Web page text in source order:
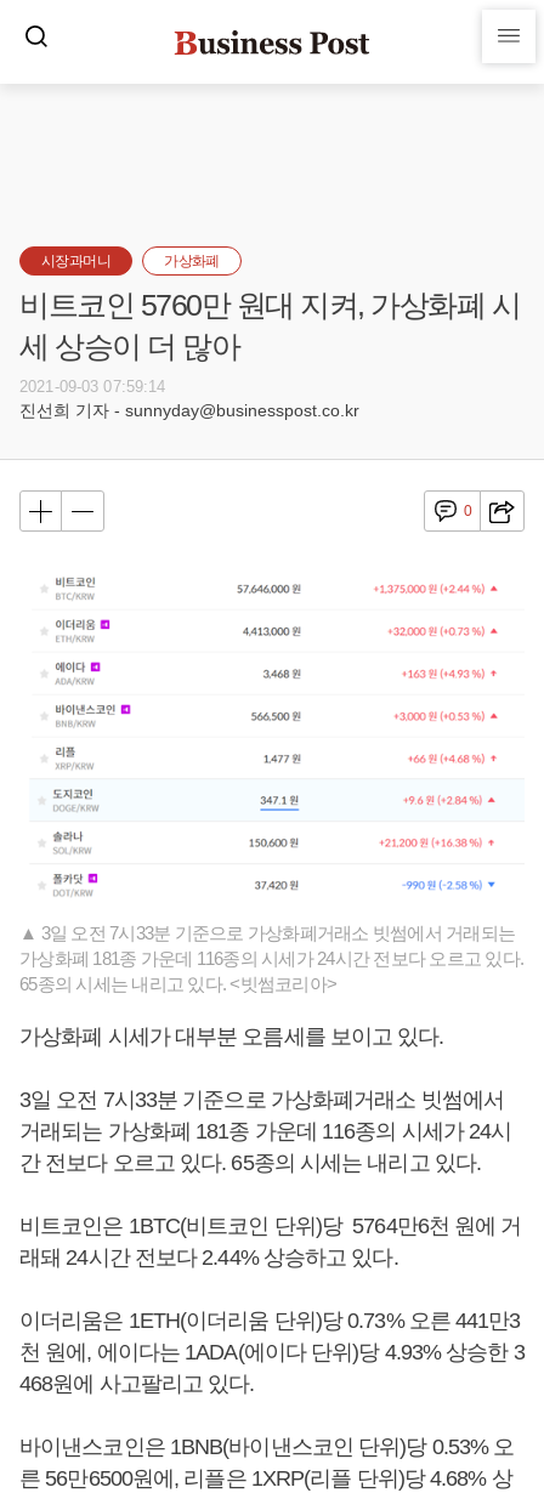
시장과머니 가상화폐
비트코인 5760만 원대 지켜, 가상화폐 시
세 상승이 더 많아
2021-09-03 07:59:14
진선희 기자 - sunnyday@businesspost.co.kr
0
▲ 3일 오전 7시33분 기준으로 가상화폐거래소 빗썸에서 거래되는
가상화폐 181종 가운데 116종의 시세가 24시간 전보다 오르고 있다.
65종의 시세는 내리고 있다. <빗썸코리아>
가상화폐 시세가 대부분 오름세를 보이고 있다.
3일 오전 7시33분 기준으로 가상화폐거래소 빗썸에서
거래되는 가상화폐 181종 가운데 116종의 시세가 24시
간 전보다 오르고 있다. 65종의 시세는 내리고 있다.
비트코인은 1BTC(비트코인 단위)당 5764만6천 원에 거
래돼 24시간 전보다 2.44% 상승하고 있다.
이더리움은 1ETH(이더리움 단위)당 0.73% 오른 441만3
천 원에, 에이다는 1ADA(에이다 단위)당 4.93% 상승한 3
468원에 사고팔리고 있다.
바이낸스코인은 1BNB(바이낸스코인 단위)당 0.53% 오
른 56만6500원에, 리플은 1XRP(리플 단위)당 4.68% 상